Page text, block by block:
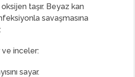
taşır. Beyaz kan
savaşmasına
ve inceler:
sayar.